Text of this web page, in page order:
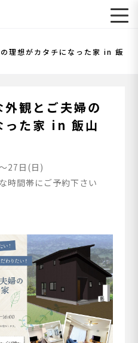
理想がカタチになった家 in 飯
観とご夫婦の
った家 in 飯山
27日(日)
間帯にご予約下さい